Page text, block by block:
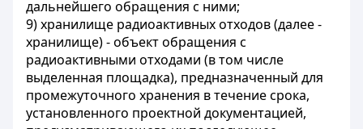
дальнейшего обращения с ними;
9) хранилище радиоактивных отходов (далее -
хранилище) - объект обращения с
радиоактивными отходами (в том числе
выделенная площадка), предназначенный для
промежуточного хранения в течение срока,
установленного проектной документацией,